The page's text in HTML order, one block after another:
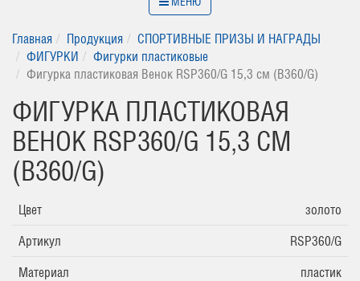
Главная Продукция
СПОРТИВНЫЕ ПРИЗЫ И НАГРАДЫ
ФИГУРКИ
Фигурки пластиковые
Фигурка пластиковая Венок RSP360/G 15,3 см (B360/G)
ФИГУРКА ПЛАСТИКОВАЯ
ВЕНОК RSP360/G 15,3 СМ
(B360/G)
Цвет
золото
Артикул
RSP360/G
Материал
пластик